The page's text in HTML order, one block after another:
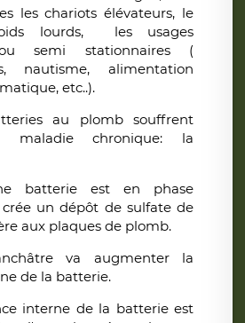
les chariots élévateurs, le
lourds, les usages
semi stationnaires (
nautisme, alimentation
etc..).
au plomb souffrent
maladie chronique: la
batterie est en phase
un dépôt de sulfate de
aux plaques de plomb.
va augmenter la
de la batterie.
interne de la batterie est